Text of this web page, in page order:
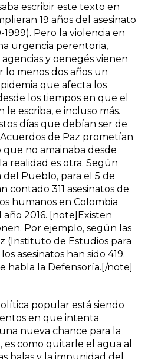
escribir este texto en
19 años del asesinato
1999). Pero la violencia en
urgencia perentoria,
y oenegés vienen
menos dos años un
que afecta los
los tiempos en que el
escriba, e incluso más.
días que debían ser de
de Paz prometían
no amainaba desde
realidad es otra. Según
Pueblo, para el 5 de
contado 311 asesinatos de
humanos en Colombia
2016. [note]Existen
Por ejemplo, según las
(Instituto de Estudios para
asesinatos han sido 419.
habla la Defensoría.[/note]
popular está siendo
en que intenta
nueva chance para la
como quitarle el agua al
balas y la impunidad del